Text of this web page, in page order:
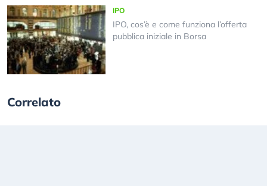
IPO
IPO, cos’è e come funziona l’offerta
pubblica iniziale in Borsa
Correlato